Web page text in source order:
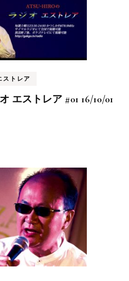
トレア
エストレア #01 16/10/01